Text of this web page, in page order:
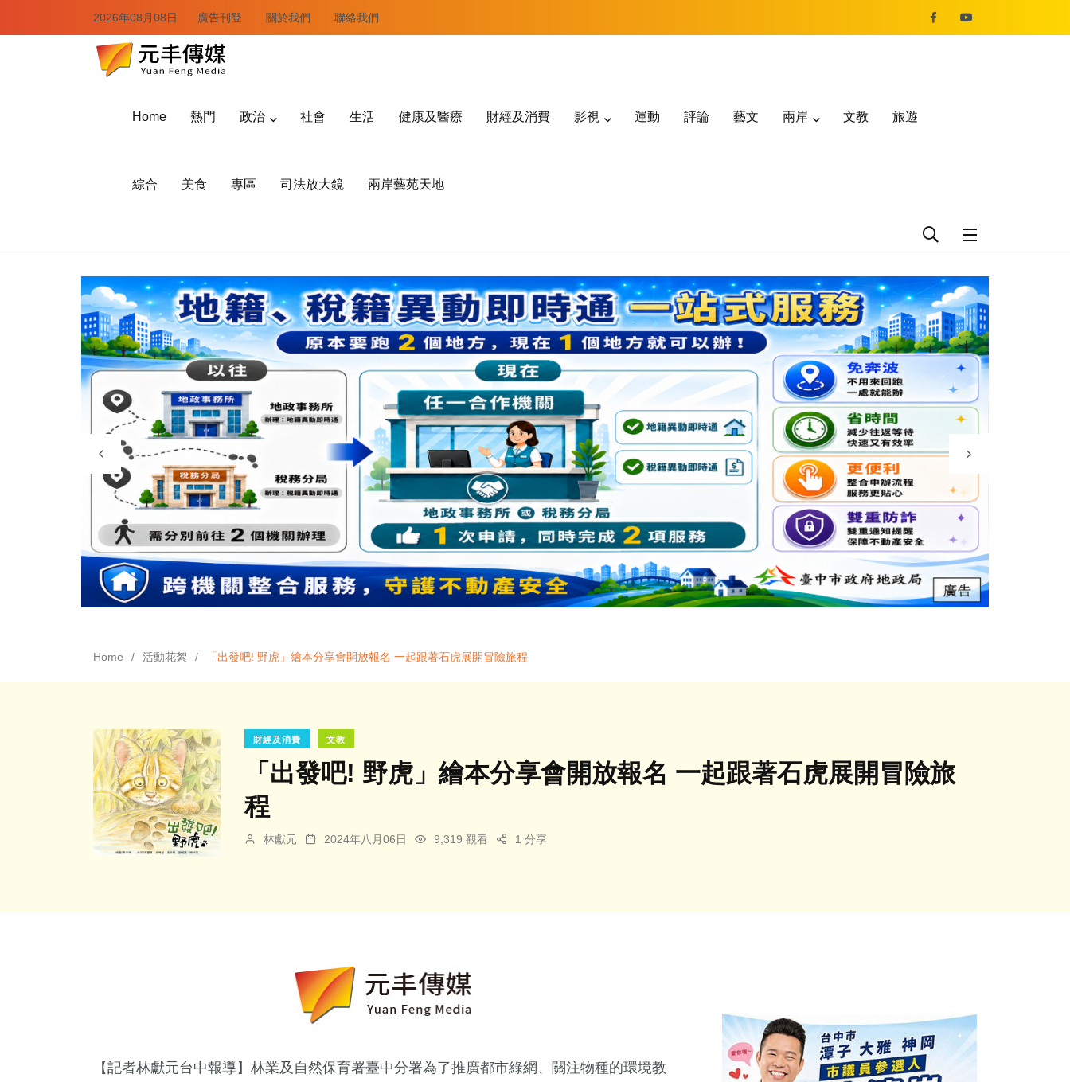
2026年08月08日 廣告刊登 關於我們 聯絡我們
Home 熱門 政治 社會 生活 健康及醫療 財經及消費 影視 運動 評論 藝文 兩岸 文教 旅遊
綜合 美食 專區 司法放大鏡 兩岸藝苑天地
Home 活動花絮 「出發吧! 野虎」繪本分享會開放報名 一起跟著石虎展開冒險旅程
財經及消費 文教
「出發吧! 野虎」繪本分享會開放報名 一起跟著石虎展開冒險旅
程
林獻元 2024年八月06日 9,319 觀看 1 分享
【記者林獻元台中報導】林業及自然保育署臺中分署為了推廣都市綠網、關注物種的環境教